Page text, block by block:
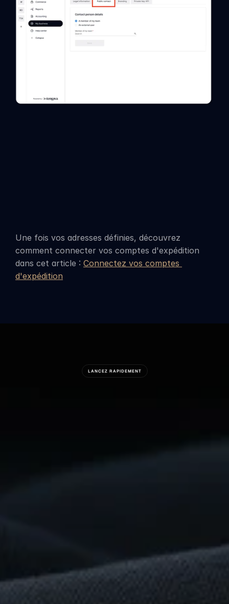
Une fois vos adresses définies, découvrez
comment connecter vos comptes d'expédition
dans cet article : Connectez vos comptes
d'expédition
LANCEZ RAPIDEMENT
Construire
Quelque
Remarquable?
Commencez dès